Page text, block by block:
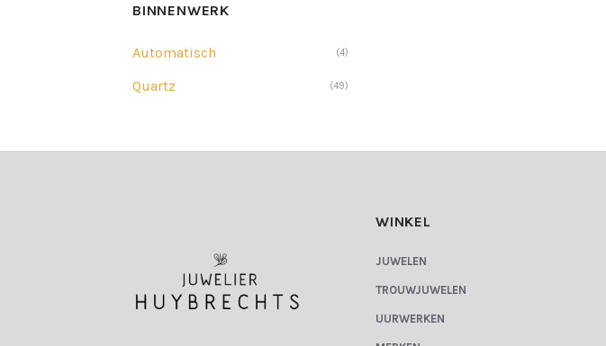
BINNENWERK
Automatisch (4)
Quartz (49)
WINKEL
JUWELEN
TROUWJUWELEN
UURWERKEN